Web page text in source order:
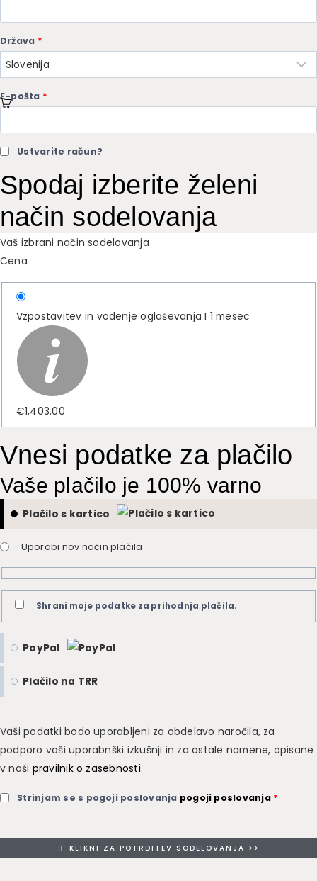
Država *
E-pošta *
Ustvarite račun?
Spodaj izberite želeni
način sodelovanja
Vaš izbrani način sodelovanja
Cena
Vzpostavitev in vodenje oglaševanja I 1 mesec
€1,403.00
Vnesi podatke za plačilo
Vaše plačilo je 100% varno
Plačilo s kartico
Uporabi nov način plačila
Shrani moje podatke za prihodnja plačila.
PayPal
Plačilo na TRR
Vaši podatki bodo uporabljeni za obdelavo naročila, za
podporo vaši uporabnški izkušnji in za ostale namene, opisane
v naši pravilnik o zasebnosti.
Strinjam se s pogoji poslovanja pogoji poslovanja *
KLIKNI ZA POTRDITEV SODELOVANJA >>